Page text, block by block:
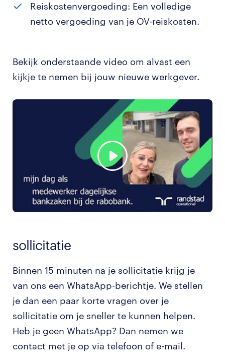
Reiskostenvergoeding: Een volledige
netto vergoeding van je OV-reiskosten.
Bekijk onderstaande video om alvast een
kijkje te nemen bij jouw nieuwe werkgever.
sollicitatie
Binnen 15 minuten na je sollicitatie krijg je
van ons een WhatsApp-berichtje. We stellen
je dan een paar korte vragen over je
sollicitatie om je sneller te kunnen helpen.
Heb je geen WhatsApp? Dan nemen we
contact met je op via telefoon of e-mail.